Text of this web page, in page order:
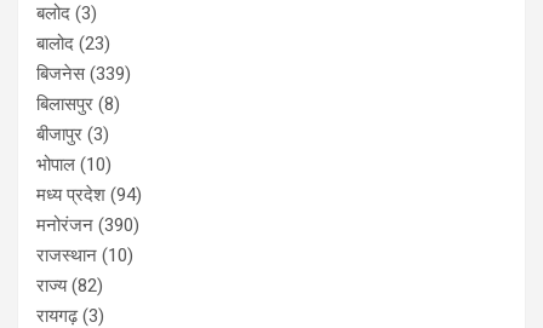
बलोद (3)
बालोद (23)
बिजनेस(339)
बिलासपुर (8)
बीजापुर (3)
भोपाल (10)
मध्य प्रदेश (94)
मनोरंजन (390)
राजस्थान (10)
राज्य(82)
रायगढ़(3)